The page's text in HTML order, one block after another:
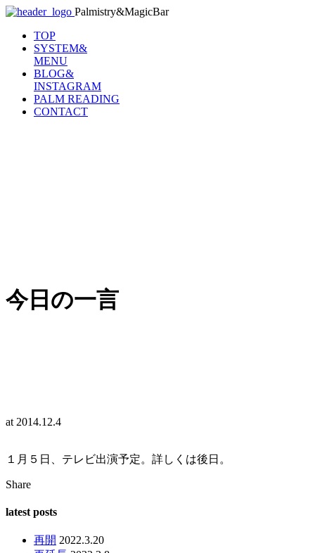
Palmistry&MagicBar
TOP
SYSTEM&
MENU
BLOG&
INSTAGRAM
PALM READING
CONTACT
今日の一言
at 2014.12.4
１月５日、テレビ出演予定。詳しくは後日。
Share
latest posts
再開 2022.3.20